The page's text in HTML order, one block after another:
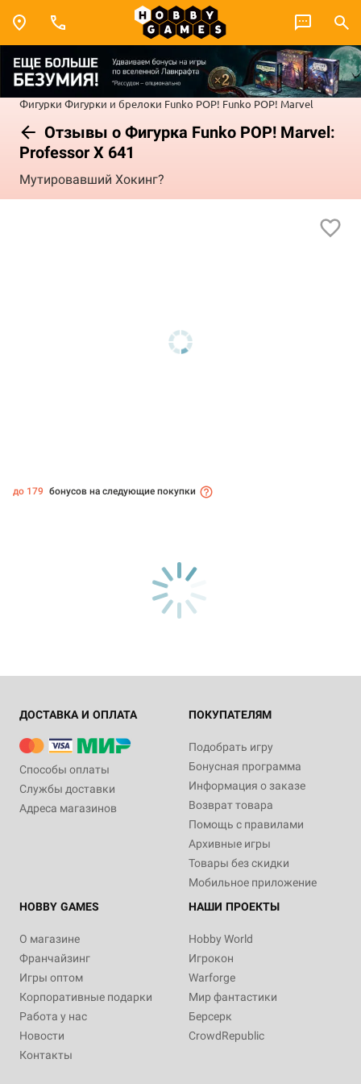
Фигурки Фигурки и брелоки Funko POP! Funko POP! Marvel
Отзывы о Фигурка Funko POP! Marvel:
Professor X 641
Мутировавший Хокинг?
до 179 бонусов на следующие покупки
ДОСТАВКА И ОПЛАТА
Способы оплаты
Службы доставки
Адреса магазинов
ПОКУПАТЕЛЯМ
Подобрать игру
Бонусная программа
Информация о заказе
Возврат товара
Помощь с правилами
Архивные игры
Товары без скидки
Мобильное приложение
HOBBY GAMES
О магазине
Франчайзинг
Игры оптом
Корпоративные подарки
Работа у нас
Новости
Контакты
НАШИ ПРОЕКТЫ
Hobby World
Игрокон
Warforge
Мир фантастики
Берсерк
CrowdRepublic